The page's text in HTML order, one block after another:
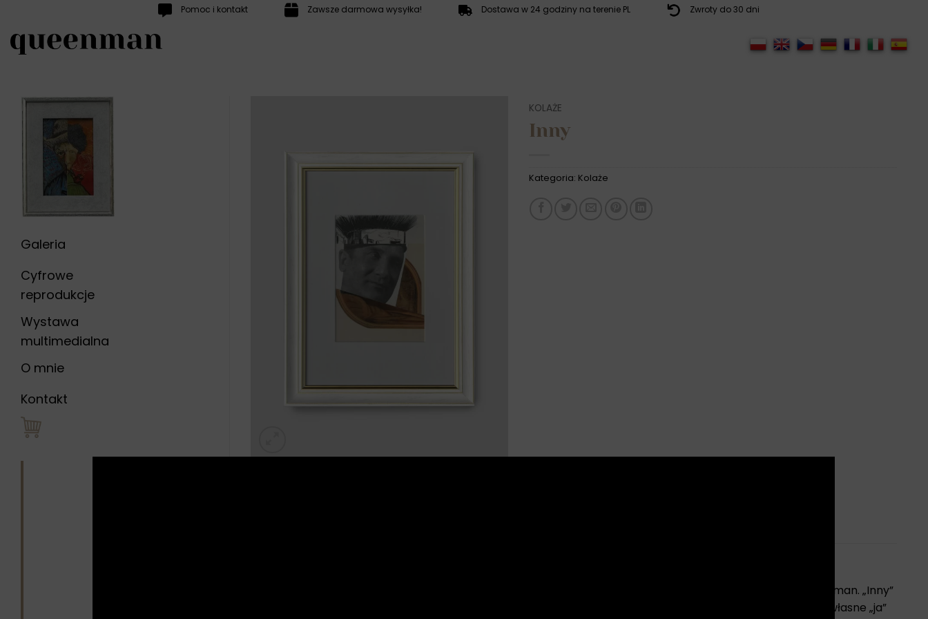
zawartości
Pomoc i kontakt Zawsze darmowa wysyłka! Dostawa w 24 godziny na terenie PL Zwroty do 30 dni
Galeria
Cyfrowe
reprodukcje
Wystawa
multimedialna
O mnie
Kontakt
KOLAŻE
Inny
Kategoria: Kolaże
„Inny” to kolejny interesujący kolaż autorstwa anonimowego artysty, tworzącego pod pseudonimem Queenman. „Inny”
Portret kogoś, kto własne „ja”